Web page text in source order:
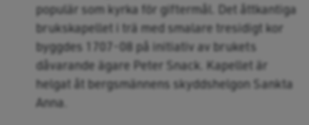
populär som kyrka för giftermål. Det åttkantiga
brukskapellet i trä med smalare tresidigt kor
byggdes 1707-08 på initiativ av brukets
dåvarande ägare Peter Snack. Kapellet är
helgat åt bergsmännens skyddshelgon Sankta
Anna.